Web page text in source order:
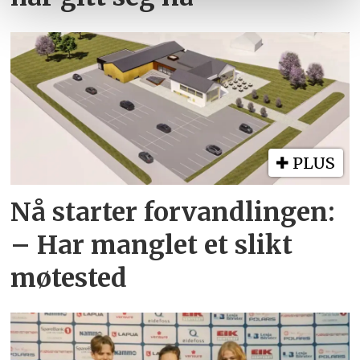
PLUS
Nå starter forvandlingen:
– Har manglet et slikt
møtested